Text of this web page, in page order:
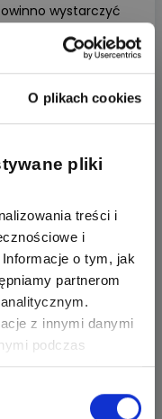
O plikach cookies
pliki
treści i
i
o tym, jak
partnerom
z innymi danymi
podczas
zgodzie możemy
wystarczyć
techniczne ->
nie będziemy
czy usługodawca
jest w stanie
czy później
na serwer.
bezpośrednie
dla